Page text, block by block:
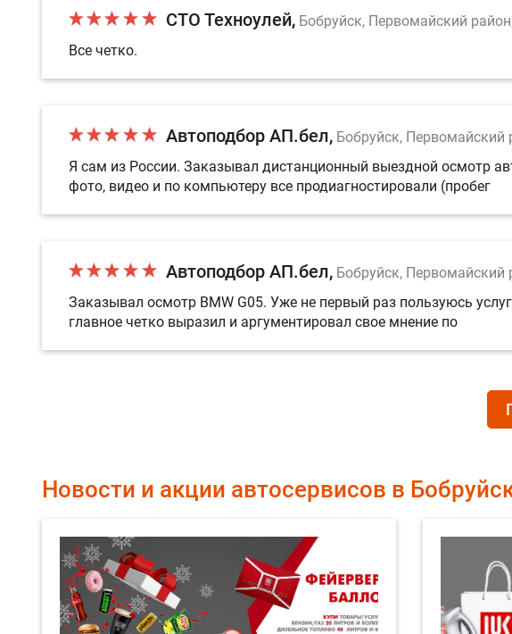
СТО Техноулей Бобруйск, Первомайский
Все четко.
Автоподбор АП.бел Бобруйск, Первомайский
Я сам из России. Заказывал дистанционный выездной осмотр
фото, видео и по компьютеру все продиагностировали (пробег
Автоподбор АП.бел Бобруйск, Первомайский
Заказывал осмотр BMW G05. Уже не первый раз пользуюсь
главное четко выразил и аргументировал свое мнение по
Новости и акции автосервисов в